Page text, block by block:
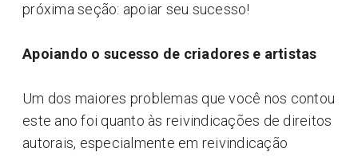
próxima seção: apoiar seu sucesso!
Apoiando o sucesso de criadores e artistas
Um dos maiores problemas que você nos contou
este ano foi quanto às reivindicações de direitos
autorais, especialmente em reivindicação